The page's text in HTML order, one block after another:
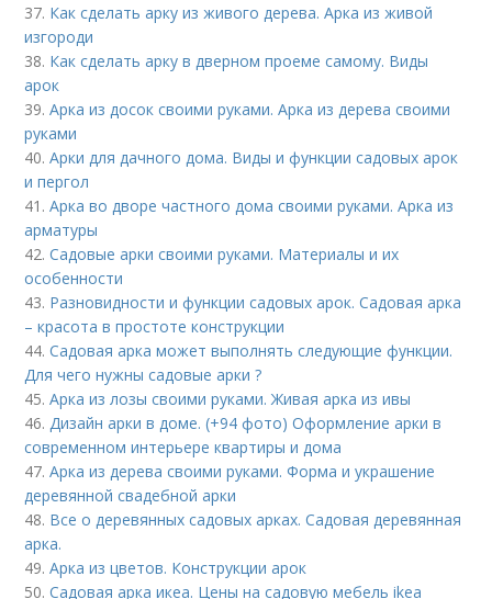
37. Как сделать арку из живого дерева. Арка из живой
изгороди
38. Как сделать арку в дверном проеме самому. Виды
арок
39.Арка из досок своими руками. Арка из дерева своими
руками
40.Арки для дачного дома. Виды и функции садовых арок
и пергол
41.Арка во дворе частного дома своими руками. Арка из
арматуры
42.Садовые арки своими руками. Материалы и их
особенности
43. Разновидности и функции садовых арок. Садовая арка
– красота в простоте конструкции
44.Садовая арка может выполнять следующие функции.
Для чего нужны садовые арки ?
45.Арка из лозы своими руками. Живая арка из ивы
46. Дизайн арки в доме. (+94 фото) Оформление арки в
современном интерьере квартиры и дома
47.Арка из дерева своими руками. Форма и украшение
деревянной свадебной арки
48. Все о деревянных садовых арках. Садовая деревянная
арка.
49.Арка из цветов. Конструкции арок
50.Садовая арка икеа. Цены на садовую мебель ikea